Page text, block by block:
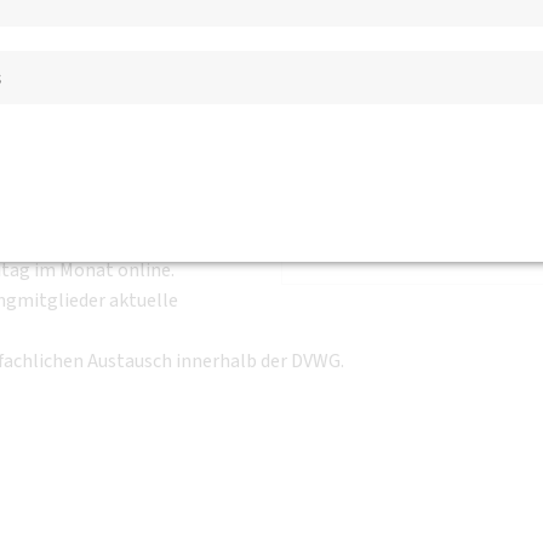
August
Montag im Monat online, um aktuelle Themen zu
und um den fachlichen Austausch innerhalb der
im Monat online.
aktuelle
Austausch innerhalb der DVWG.